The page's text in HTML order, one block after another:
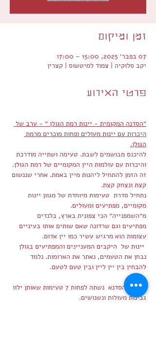
זמן ומיקום
07 בפבר׳ 2025, 15:00 – 17:00
יקב סלוקיה | צמוד למיטשוס | קצרין
פרטי האירוע
״הסדנה המקומית - יינות רמת הגולן ״ - ערב של
היכרות עם יינות מעולים ופחות מוכרים מרמת
הגולן.
להיכנס מבושמים לשבת. טעימה ושתייה מודרכת
והיכרות עם עולמות היין המקומיים של רמת הגולן.
זה הזמן להתחיל ליהנות מיין באמת. אחרי שננשום
קצת ונצחק קצת.
נתחיל סדרת  טעימות מיוחדת של מגוון יינות
מקומיים, מפתיעים ומעולים.
מ״השמפנייה״ הכי צפונית בארץ, בלנדים
מפתיעים וגם שרדונה שאם שותים אותו בעיניים
עצומות הוא מרגיש עשיר כמו יין אדום.
יינות של  היקבים המעניינים והמפתיעים בגולן
נבחן את הטעמים, נאתר את הארומות. נלמד
להבחין בין יין ליין ובין טעם לטעם.
במהלך הסדנא  נשתה לפחות 7 טעימות שאותן ילוו
גבינות מעולות ונשנושים.